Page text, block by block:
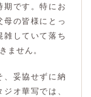
期です。特にお
の皆様にとっ
雑していて落ち
ません。
、妥協せずに納
オ華写では、